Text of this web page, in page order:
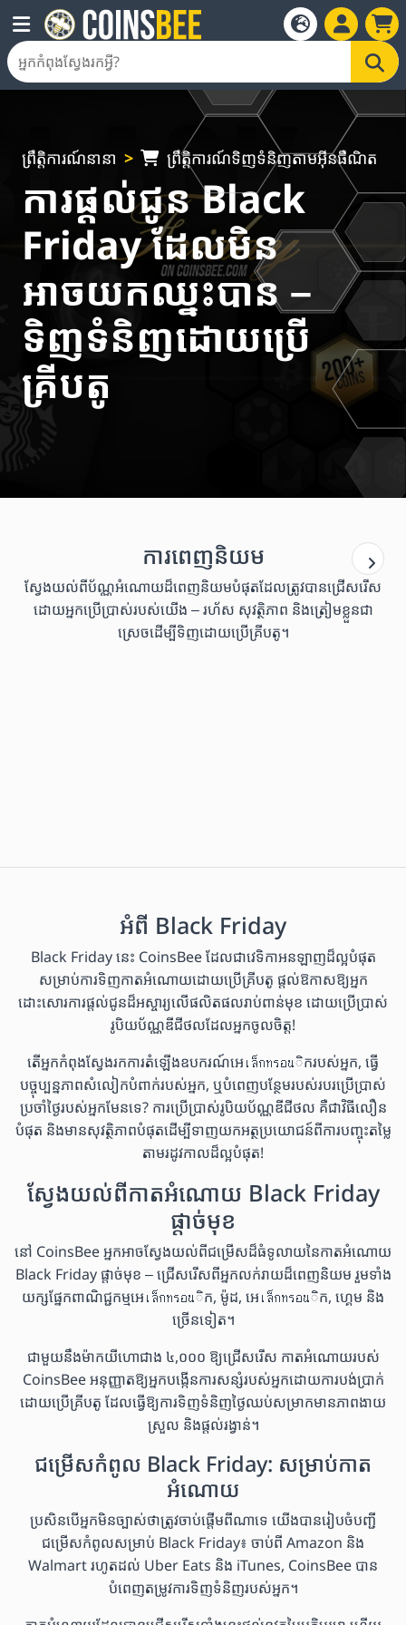
ព្រឹត្តិការណ៍នានា ព្រឹត្តិការណ៍ទិញទំនិញតាមអ៊ីនធឺណិត
ការផ្តល់ជូន Black
Friday ដែលមិន
អាចយកឈ្នះបាន –
ទិញទំនិញដោយប្រើ
គ្រីបតូ
ការពេញនិយម
ស្វែងយល់ពីប័ណ្ណអំណោយដ៏ពេញនិយមបំផុតដែលត្រូវបានជ្រើសរើស
ដោយអ្នកប្រើប្រាស់របស់យើង – រហ័ស សុវត្ថិភាព និងត្រៀមខ្លួនជា
ស្រេចដើម្បីទិញដោយប្រើគ្រីបតូ។
អំពី Black Friday
Black Friday នេះ CoinsBee ដែលជាវេទិកាអនឡាញដ៏ល្អបំផុត
សម្រាប់ការទិញកាតអំណោយដោយប្រើគ្រីបតូ ផ្តល់ឱកាសឱ្យអ្នក
ដោះសោរការផ្តល់ជូនដ៏អស្ចារ្យលើផលិតផលរាប់ពាន់មុខ ដោយប្រើប្រាស់
រូបិយប័ណ្ណឌីជីថលដែលអ្នកចូលចិត្ត!
តើអ្នកកំពុងស្វែងរកការតំឡើងឧបករណ៍អេเล็กทรอนិករបស់អ្នក, ធ្វើ
បច្ចុប្បន្នភាពសំលៀកបំពាក់របស់អ្នក, ឬបំពេញបន្ថែមរបស់របរប្រើប្រាស់
ប្រចាំថ្ងៃរបស់អ្នកមែនទេ? ការប្រើប្រាស់រូបិយប័ណ្ណឌីជីថល គឺជាវិធីលឿន
បំផុត និងមានសុវត្ថិភាពបំផុតដើម្បីទាញយកអត្ថប្រយោជន៍ពីការបញ្ចុះតម្លៃ
តាមរដូវកាលដ៏ល្អបំផុត!
ស្វែងយល់ពីកាតអំណោយ Black Friday
ផ្តាច់មុខ
នៅ CoinsBee អ្នកអាចស្វែងយល់ពីជម្រើសដ៏ធំទូលាយនៃកាតអំណោយ
Black Friday ផ្តាច់មុខ – ជ្រើសរើសពីអ្នកលក់រាយដ៏ពេញនិយម រួមទាំង
យក្សផ្នែកពាណិជ្ជកម្មអេเล็กทรอนិក, ម៉ូដ, អេเล็กทรอนិក, ហ្គេម និង
ច្រើនទៀត។
ជាមួយនឹងម៉ាកយីហោជាង ៤,០០០ ឱ្យជ្រើសរើស កាតអំណោយរបស់
CoinsBee អនុញ្ញាតឱ្យអ្នកបង្កើនការសន្សំរបស់អ្នកដោយការបង់ប្រាក់
ដោយប្រើគ្រីបតូ ដែលធ្វើឱ្យការទិញទំនិញថ្ងៃឈប់សម្រាកមានភាពងាយ
ស្រួល និងផ្តល់រង្វាន់។
ជម្រើសកំពូល Black Friday: សម្រាប់កាត
អំណោយ
ប្រសិនបើអ្នកមិនច្បាស់ថាត្រូវចាប់ផ្តើមពីណាទេ យើងបានរៀបចំបញ្ជី
ជម្រើសកំពូលសម្រាប់ Black Friday៖ ចាប់ពី Amazon និង
Walmart រហូតដល់ Uber Eats និង iTunes, CoinsBee បាន
បំពេញតម្រូវការទិញទំនិញរបស់អ្នក។